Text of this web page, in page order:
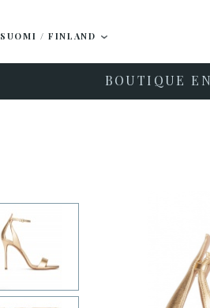
SUOMI / FINLAND
BOUTIQUE